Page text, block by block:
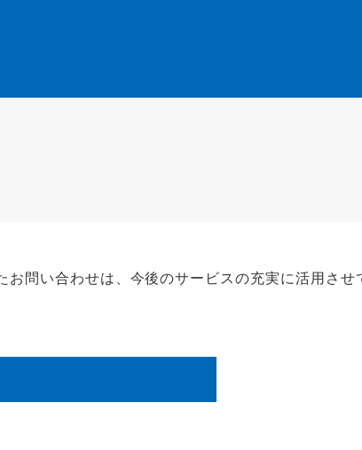
問い合わせは、今後のサービスの充実に活用さ